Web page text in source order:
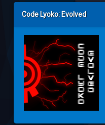
Code Lyoko: Evolved